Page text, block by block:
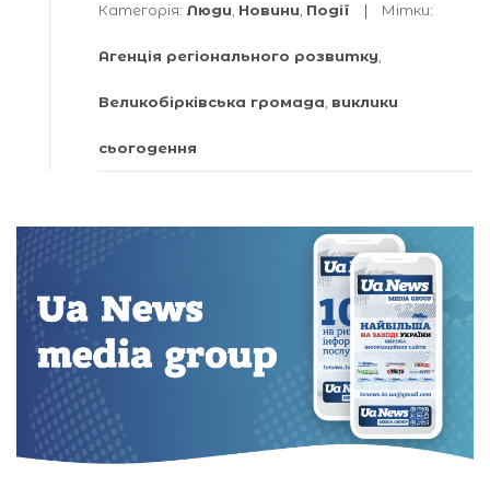
Категорія: Люди, Новини, Події Мітки:
Агенція регіонального розвитку,
Великобірківська громада, виклики
сьогодення